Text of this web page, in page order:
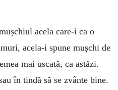
acela care-i ca o
acela-i spune mușchi de
mai uscată, ca astăzi.
în tindă să se zvânte bi­ne.